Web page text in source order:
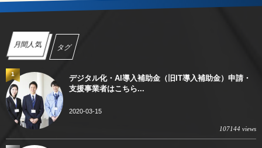
月間人気 タグ
デジタル化・AI導入補助金（旧IT導入補助金）申請・
支援事業者はこちら...
2020-03-15
107144 views
1